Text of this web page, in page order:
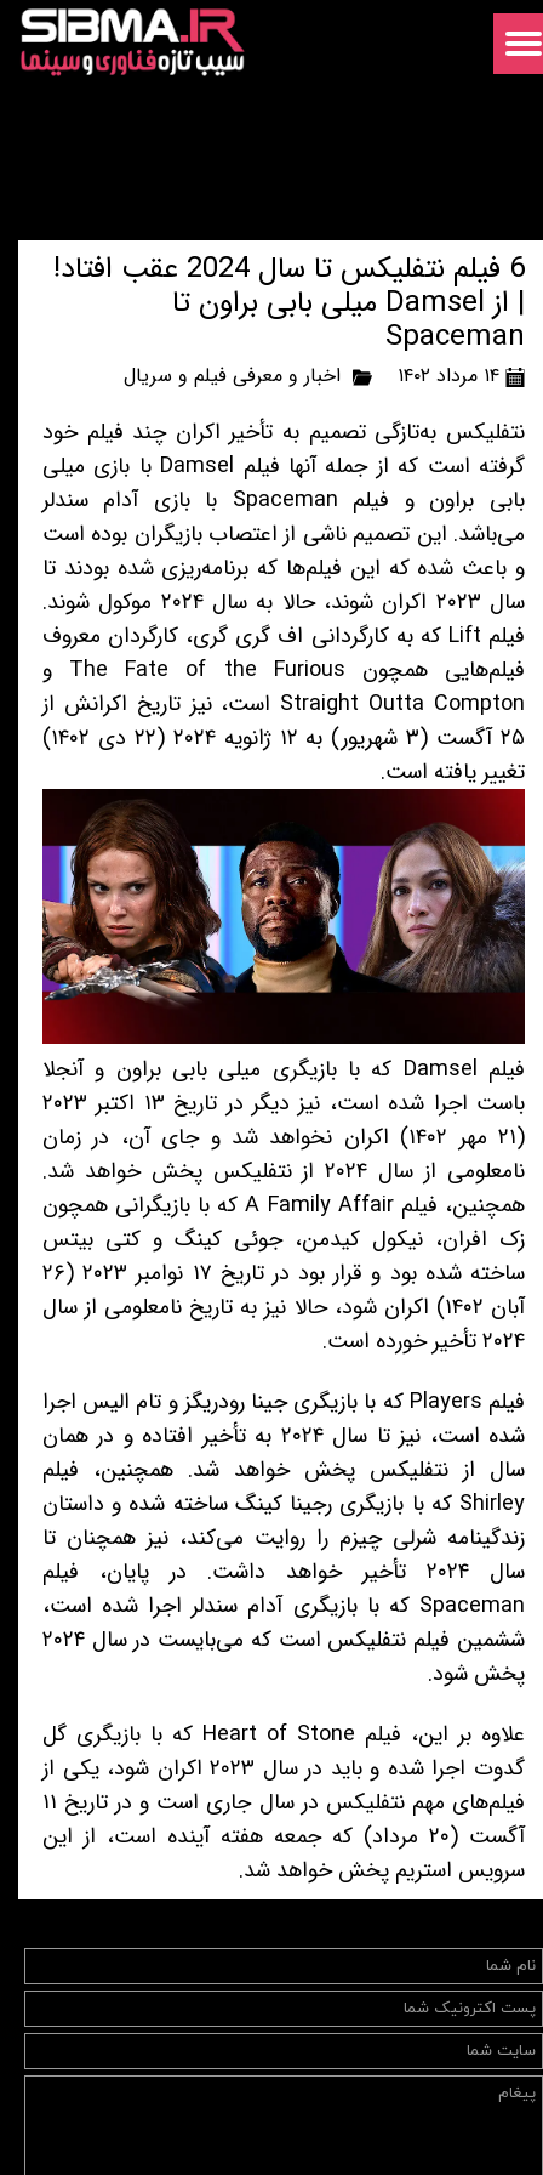
6 فیلم نتفلیکس تا سال 2024 عقب افتاد!
| از Damsel میلی بابی براون تا
Spaceman
۱۴ مرداد ۱۴۰۲ اخبار و معرفی فیلم و سریال
نتفلیکس به‌تازگی تصمیم به تأخیر اکران چند فیلم خود
گرفته است که از جمله آنها فیلم Damsel با بازی میلی
بابی براون و فیلم Spaceman با بازی آدام سندلر
می‌باشد. این تصمیم ناشی از اعتصاب بازیگران بوده است
و باعث شده که این فیلم‌ها که برنامه‌ریزی شده بودند تا
سال ۲۰۲۳ اکران شوند، حالا به سال ۲۰۲۴ موکول شوند.
فیلم Lift که به کارگردانی اف گری گری، کارگردان معروف
فیلم‌هایی همچون The Fate of the Furious و
Straight Outta Compton است، نیز تاریخ اکرانش از
۲۵ آگست (۳ شهریور) به ۱۲ ژانویه ۲۰۲۴ (۲۲ دی ۱۴۰۲)
تغییر یافته است.
فیلم Damsel که با بازیگری میلی بابی براون و آنجلا
باست اجرا شده است، نیز دیگر در تاریخ ۱۳ اکتبر ۲۰۲۳
(۲۱ مهر ۱۴۰۲) اکران نخواهد شد و جای آن، در زمان
نامعلومی از سال ۲۰۲۴ از نتفلیکس پخش خواهد شد.
همچنین، فیلم A Family Affair که با بازیگرانی همچون
زک افران، نیکول کیدمن، جوئی کینگ و کتی بیتس
ساخته شده بود و قرار بود در تاریخ ۱۷ نوامبر ۲۰۲۳ (۲۶
آبان ۱۴۰۲) اکران شود، حالا نیز به تاریخ نامعلومی از سال
۲۰۲۴ تأخیر خورده است.
فیلم Players که با بازیگری جینا رودریگز و تام الیس اجرا
شده است، نیز تا سال ۲۰۲۴ به تأخیر افتاده و در همان
سال از نتفلیکس پخش خواهد شد. همچنین، فیلم
Shirley که با بازیگری رجینا کینگ ساخته شده و داستان
زندگینامه شرلی چیزم را روایت می‌کند، نیز همچنان تا
سال ۲۰۲۴ تأخیر خواهد داشت. در پایان، فیلم
Spaceman که با بازیگری آدام سندلر اجرا شده است،
ششمین فیلم نتفلیکس است که می‌بایست در سال ۲۰۲۴
پخش شود.
علاوه بر این، فیلم Heart of Stone که با بازیگری گل
گدوت اجرا شده و باید در سال ۲۰۲۳ اکران شود، یکی از
فیلم‌های مهم نتفلیکس در سال جاری است و در تاریخ ۱۱
آگست (۲۰ مرداد) که جمعه هفته آینده است، از این
سرویس استریم پخش خواهد شد.